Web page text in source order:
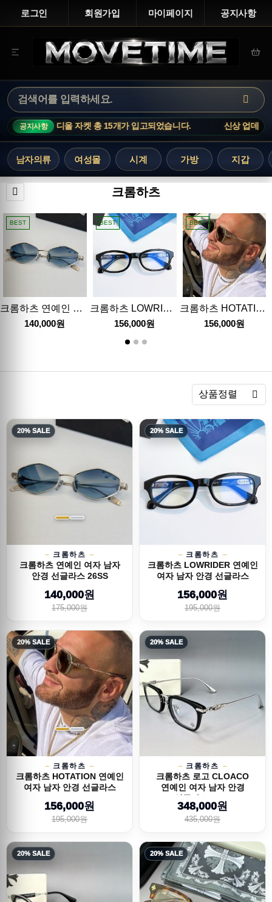
로그인 회원가입 마이페이지 공지사항
공지사항
셔츠, 디올 자켓 총 15개가 입고되었습니다. 신상 업데이트 :
남자의류 여성몰 시계 가방 지갑
크롬하츠
BEST
크롬하츠 연예인 여자 남자 안경 선글라스 26SS
140,000원
BEST
크롬하츠 LOWRIDER 연예인 여자 남자 안경 선글라스 26SS
156,000원
BEST
크롬하츠 HOTATION 연예인 여자 남자 안경 선글라스 26SS
156,000원
상품정렬
20% SALE
크롬하츠
크롬하츠 연예인 여자 남자
안경 선글라스 26SS
140,000원
175,000원
20% SALE
크롬하츠
크롬하츠 LOWRIDER 연예인
여자 남자 안경 선글라스
156,000원
195,000원
20% SALE
크롬하츠
크롬하츠 HOTATION 연예인
여자 남자 안경 선글라스
156,000원
195,000원
20% SALE
크롬하츠
크롬하츠 로고 CLOACO
연예인 여자 남자 안경
선글라스 26SS
348,000원
435,000원
20% SALE 20% SALE